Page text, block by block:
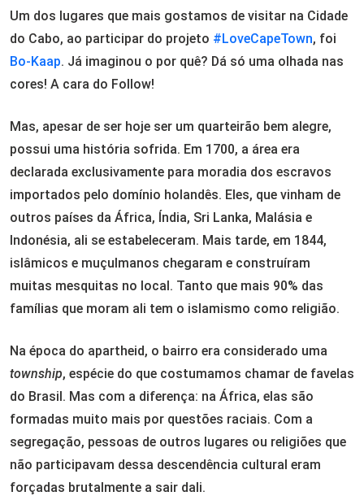
Um dos lugares que mais gostamos de visitar na Cidade
do Cabo, ao participar do projeto #LoveCapeTown, foi
Bo-Kaap. Já imaginou o por quê? Dá só uma olhada nas
cores! A cara do Follow!
Mas, apesar de ser hoje ser um quarteirão bem alegre,
possui uma história sofrida. Em 1700, a área era
declarada exclusivamente para moradia dos escravos
importados pelo domínio holandês. Eles, que vinham de
outros países da África, Índia, Sri Lanka, Malásia e
Indonésia, ali se estabeleceram. Mais tarde, em 1844,
islâmicos e muçulmanos chegaram e construíram
muitas mesquitas no local. Tanto que mais 90% das
famílias que moram ali tem o islamismo como religião.
Na época do apartheid, o bairro era considerado uma
township, espécie do que costumamos chamar de favelas
do Brasil. Mas com a diferença: na África, elas são
formadas muito mais por questões raciais. Com a
segregação, pessoas de outros lugares ou religiões que
não participavam dessa descendência cultural eram
forçadas brutalmente a sair dali.